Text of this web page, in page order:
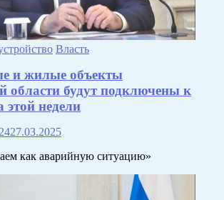
Власть
и жилые объекты
области будут подключены к
этой недели
27.03.2025
как аварийную ситуацию»